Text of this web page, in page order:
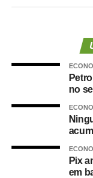
S10 e 109 mil de
Já a produção de
por dia, que
comparada ao
Com o aumento
redução das
trimestre anterior.
no
Pix
em